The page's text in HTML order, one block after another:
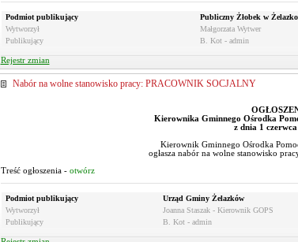
Podmiot publikujący
Publiczny Żłobek w
Wytworzył
Małgorzata Wytwer
Publikujący
B. Kot - admin
Rejestr zmian
Nabór na wolne stanowisko pracy: PRACOWNIK SOCJALNY
Kierownika Gminnego Ośrodka
z dnia 1
Kierownik Gminnego Ośrodka
ogłasza nabór na wolne stanowisko
Treść ogłoszenia - otwórz
Podmiot publikujący
Urząd Gminy Żelazków
Wytworzył
Joanna Staszak - Kierownik GOPS
Publikujący
B. Kot - admin